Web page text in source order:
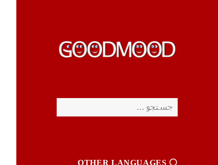
برای:
⚪️ OTHER LANGUAGES